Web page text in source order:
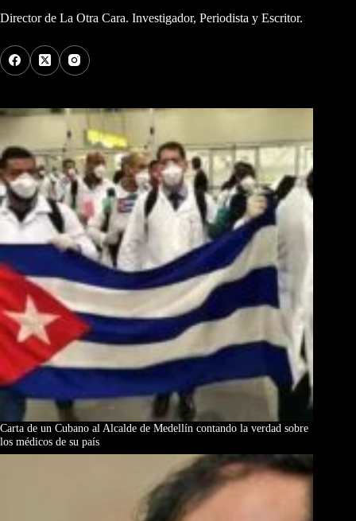
Director de La Otra Cara. Investigador, Periodista y Escritor.
Carta de un Cubano al Alcalde de Medellín contando la verdad sobre
los médicos de su país